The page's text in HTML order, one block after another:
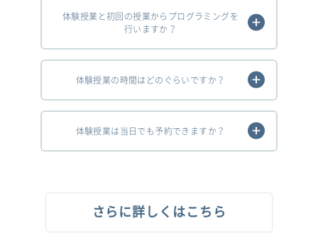
体験授業と初回の授業からプログラミングを
行いますか？
体験授業の時間はどのぐらいですか？
体験授業は当日でも予約できますか？
さらに詳しくはこちら